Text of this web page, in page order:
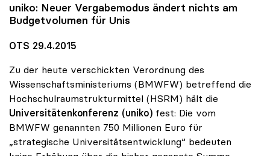
uniko: Neuer Vergabemodus ändert nichts am
Budgetvolumen für Unis
OTS 29.4.2015
Zu der heute verschickten Verordnung des
Wissenschaftsministeriums (BMWFW) betreffend die
Hochschulraumstrukturmittel (HSRM) hält die
Universitätenkonferenz (uniko) fest: Die vom
BMWFW genannten 750 Millionen Euro für
„strategische Universitätsentwicklung“ bedeuten